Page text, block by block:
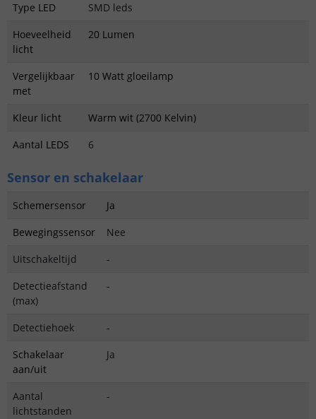
Type LED
SMD leds
Hoeveelheid
licht
20 Lumen
Vergelijkbaar
met
10 Watt gloeilamp
Kleur licht
Warm wit (2700 Kelvin)
Aantal LEDS
6
Sensor en schakelaar
Schemersensor
Ja
Bewegingssensor
Nee
Uitschakeltijd
-
Detectieafstand
(max)
-
Detectiehoek
-
Schakelaar
aan/uit
Ja
Aantal
lichtstanden
-